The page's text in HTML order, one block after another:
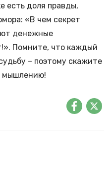
есть доля правды,
«В чем секрет
денежные
Помните, что каждый
– поэтому скажите
мышлению!